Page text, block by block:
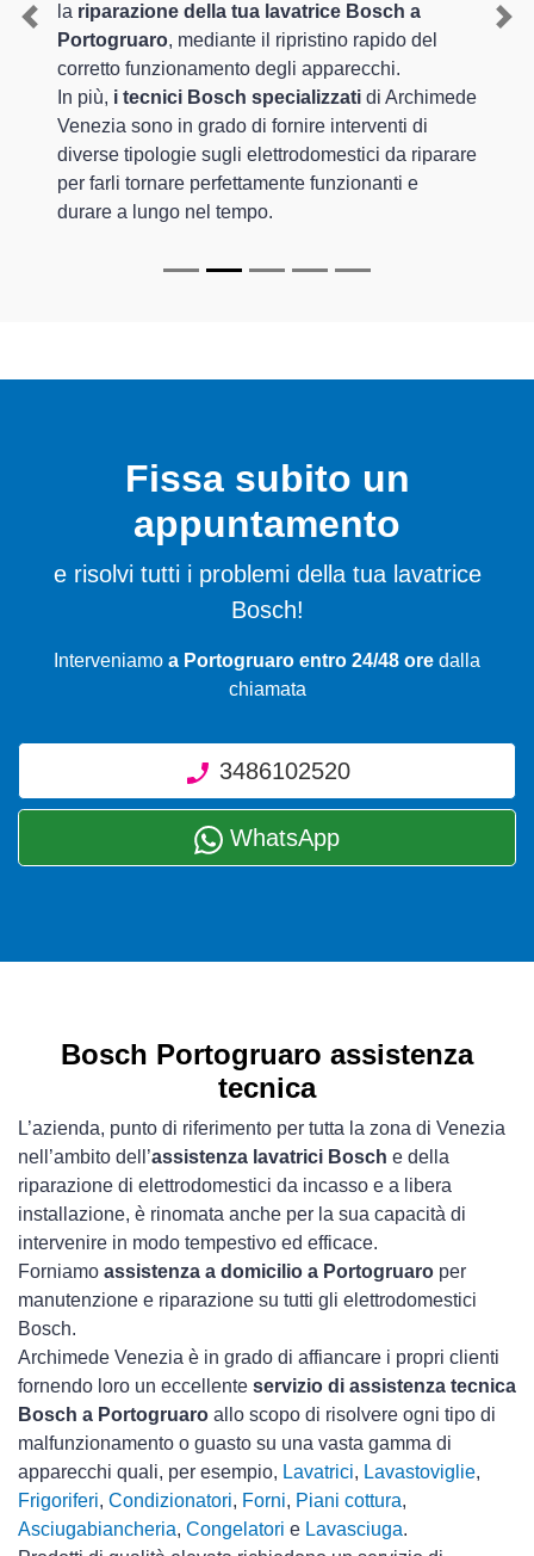
la riparazione della tua lavatrice Bosch a
Portogruaro, mediante il ripristino rapido del
corretto funzionamento degli apparecchi.
In più, i tecnici Bosch specializzati di Archimede
Venezia sono in grado di fornire interventi di
diverse tipologie sugli elettrodomestici da riparare
per farli tornare perfettamente funzionanti e
durare a lungo nel tempo.
Previous
Fissa subito un
appuntamento
e risolvi tutti i problemi della tua lavatrice
Bosch!
Interveniamo a Portogruaro entro 24/48 ore dalla
chiamata
3486102520
WhatsApp
Bosch Portogruaro assistenza
tecnica
L’azienda, punto di riferimento per tutta la zona di Venezia
nell’ambito dell’assistenza lavatrici Bosch e della
riparazione di elettrodomestici da incasso e a libera
installazione, è rinomata anche per la sua capacità di
intervenire in modo tempestivo ed efficace.
Forniamo assistenza a domicilio a Portogruaro per
manutenzione e riparazione su tutti gli elettrodomestici
Bosch.
Archimede Venezia è in grado di affiancare i propri clienti
fornendo loro un eccellente servizio di assistenza tecnica
Bosch a Portogruaro allo scopo di risolvere ogni tipo di
malfunzionamento o guasto su una vasta gamma di
apparecchi quali, per esempio, Lavatrici, Lavastoviglie,
Frigoriferi, Condizionatori, Forni, Piani cottura,
Asciugabiancheria, Congelatori e Lavasciuga.